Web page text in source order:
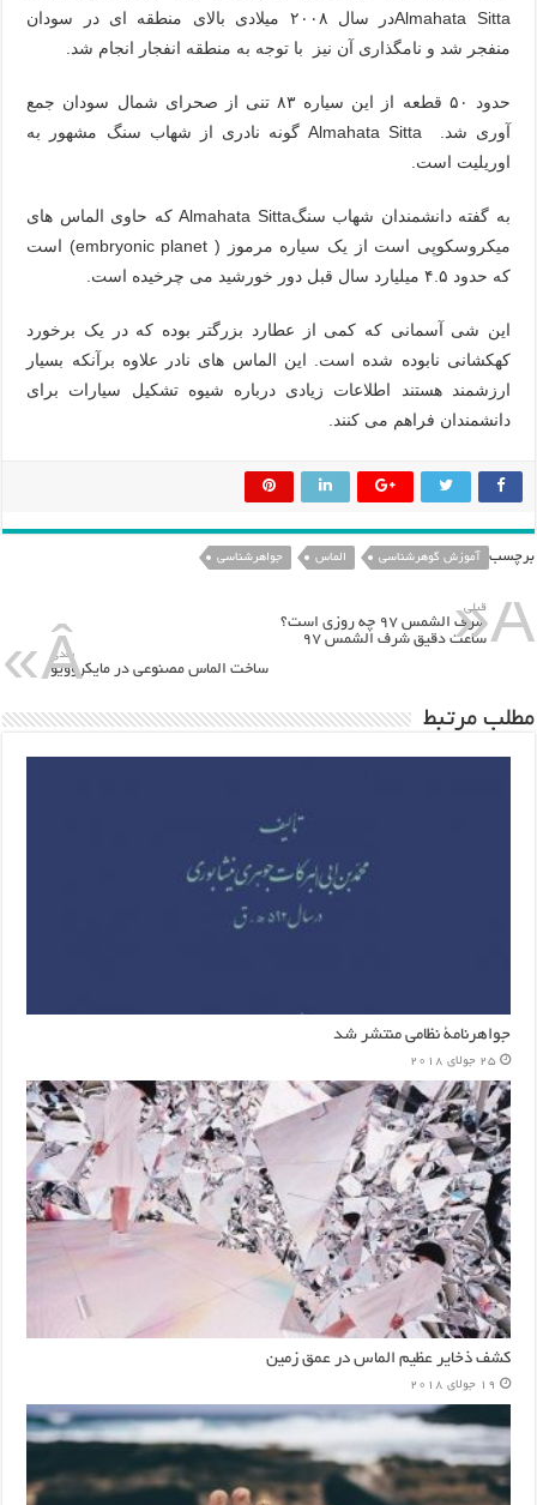
Almahata Sittaدر سال ۲۰۰۸ میلادی بالای منطقه ای در سودان
منفجر شد و نامگذاری آن نیز با توجه به منطقه انفجار انجام شد.
حدود ۵۰ قطعه از این سیاره ۸۳ تنی از صحرای شمال سودان جمع
آوری شد. Almahata Sitta گونه نادری از شهاب سنگ مشهور به
اوریلیت است.
به گفته دانشمندان شهاب سنگAlmahata Sitta که حاوی الماس های
میکروسکوپی است از یک سیاره مرموز ( embryonic planet) است
که حدود ۴.۵ میلیارد سال قبل دور خورشید می چرخیده است.
این شی آسمانی که کمی از عطارد بزرگتر بوده که در یک برخورد
کهکشانی نابوده شده است. این الماس های نادر علاوه برآنکه بسیار
ارزشمند هستند اطلاعات زیادی درباره شیوه تشکیل سیارات برای
دانشمندان فراهم می کنند.
برچسب آموزش گوهرشناسی الماس جواهرشناسی
قبلی
شرف الشمس ۹۷ چه روزی است؟
ساعت دقیق شرف الشمس ۹۷
بعدی
ساخت الماس مصنوعی در مایکروویو
مطلب مرتبط
جواهرنامۀ نظامی منتشر شد
25 جولای 2018
کشف ذخایر عظیم الماس در عمق زمین
19 جولای 2018